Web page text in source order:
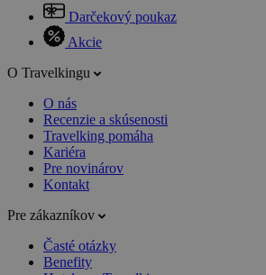
Darčekový poukaz
Akcie
O Travelkingu
O nás
Recenzie a skúsenosti
Travelking pomáha
Kariéra
Pre novinárov
Kontakt
Pre zákazníkov
Časté otázky
Benefity